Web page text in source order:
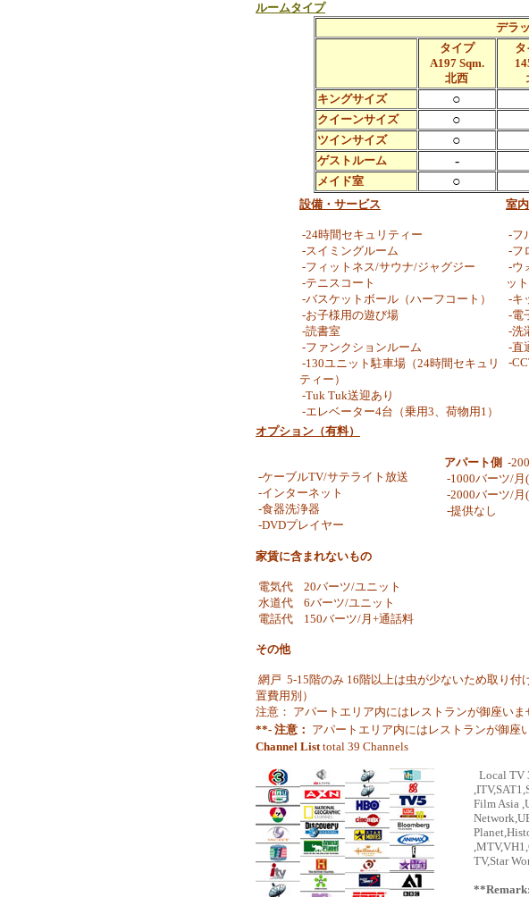
ルームタイプ
デラ
タイプ
A197 Sqm.
北西
タ
キングサイズ ○
クイーンサイズ ○
ツインサイズ ○
ゲストルーム -
メイド室 ○
設備・サービス
-24時間セキュリティー
-スイミングルーム
-フィットネス/サウナ/ジャグジー
-テニスコート
-バスケットボール（ハーフコート）
-お子様用の遊び場
-読書室
-ファンクションルーム
-130ユニット駐車場（24時間セキュリ
ティー）
-Tuk Tuk送迎あり
-エレベーター4台（乗用3、荷物用1）
室
-フ
-フ
-ウ
ット
-キ
-電
-洗
-直
-
オプション（有料）
-ケーブルTV/サテライト放送
-インターネット
-食器洗浄器
-DVDプレイヤー
アパート側 -
-1000バーツ/月
-2000バーツ/月
-提供なし
家賃に含まれないもの
電気代 20バーツ/ユニット
水道代 6バーツ/ユニット
電話代 150バーツ/月+通話料
その他
網戸 5-15階のみ 16階以上は虫が少ないため取り
置費用別）
注意： アパートエリア内にはレストランが御座いま
**- 注意： アパートエリア内にはレストランが御座
Channel Listtotal 39 Channels
Local TV
Film Asia
TV,Star